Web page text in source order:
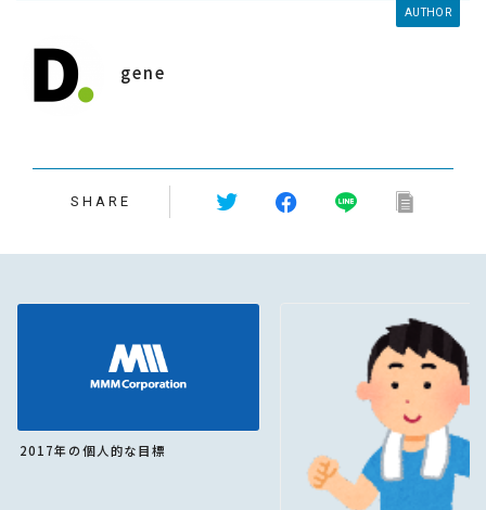
AUTHOR
gene
SHARE
2017年の個人的な目標